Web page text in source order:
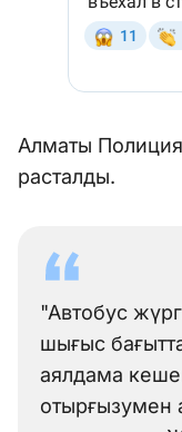
Алматы Полиция
расталды.
"Автобус
шығыс
аялдама
отырғызумен